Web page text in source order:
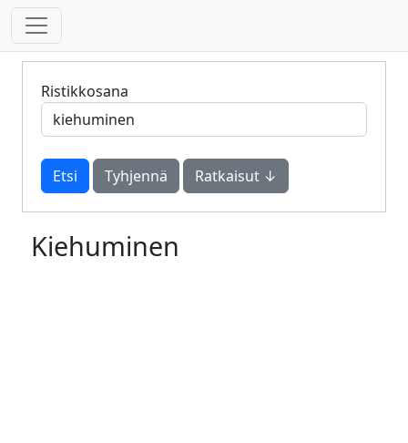
Ristikkosana
Tyhjennä Ratkaisut ↓
Kiehuminen